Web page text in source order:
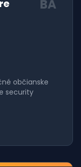
BA
občianske
security